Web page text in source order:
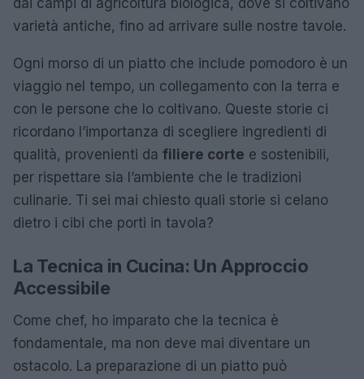
varietà antiche, fino ad arrivare sulle nostre tavole.
Ogni morso di un piatto che include pomodoro è un
viaggio nel tempo, un collegamento con la terra e
con le persone che lo coltivano. Queste storie ci
ricordano l’importanza di scegliere ingredienti di
qualità, provenienti da filiere corte e sostenibili,
per rispettare sia l’ambiente che le tradizioni
culinarie. Ti sei mai chiesto quali storie si celano
dietro i cibi che porti in tavola?
La Tecnica in Cucina: Un Approccio
Accessibile
Come chef, ho imparato che la tecnica è
fondamentale, ma non deve mai diventare un
ostacolo. La preparazione di un piatto può